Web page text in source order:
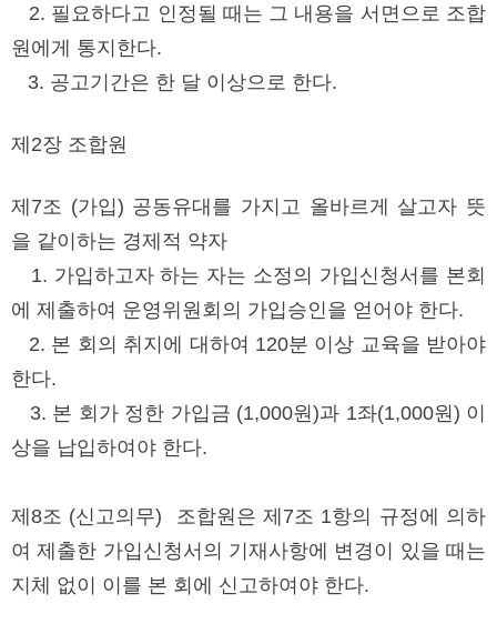
2. 필요하다고 인정될 때는 그 내용을 서면으로 조합
원에게 통지한다.
3. 공고기간은 한 달 이상으로 한다.
제2장 조합원
제7조 (가입) 공동유대를 가지고 올바르게 살고자 뜻
을 같이하는 경제적 약자
1. 가입하고자 하는 자는 소정의 가입신청서를 본회
에 제출하여 운영위원회의 가입승인을 얻어야 한다.
2. 본 회의 취지에 대하여 120분 이상 교육을 받아야
한다.
3. 본 회가 정한 가입금 (1,000원)과 1좌(1,000원) 이
상을 납입하여야 한다.
제8조 (신고의무) 조합원은 제7조 1항의 규정에 의하
여 제출한 가입신청서의 기재사항에 변경이 있을 때는
지체 없이 이를 본 회에 신고하여야 한다.